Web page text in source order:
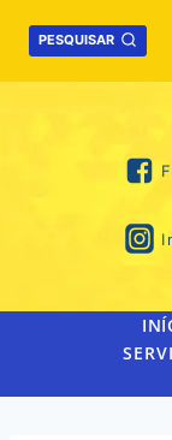
PESQUISAR